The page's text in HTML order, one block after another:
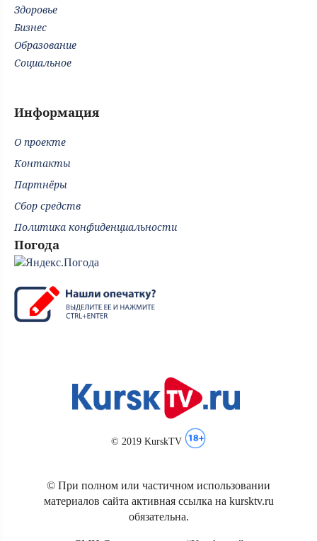
Здоровье
Бизнес
Образование
Социальное
Информация
О проекте
Контакты
Партнёры
Сбор средств
Политика конфиденциальности
Погода
© 2019 KurskTV
© При полном или частичном использовании
материалов сайта активная ссылка на kursktv.ru
обязательна.